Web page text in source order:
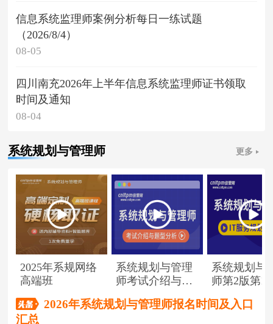
信息系统监理师案例分析每日一练试题
（2026/8/4）
08-05
四川南充2026年上半年信息系统监理师证书领取
时间及通知
08-04
系统规划与管理师 更多
2025年系规网络
高端班
系统规划与管理
师考试介绍与题
系统规划与
师第2版第1
2026年系统规划与管理师报名时间及入口
汇总